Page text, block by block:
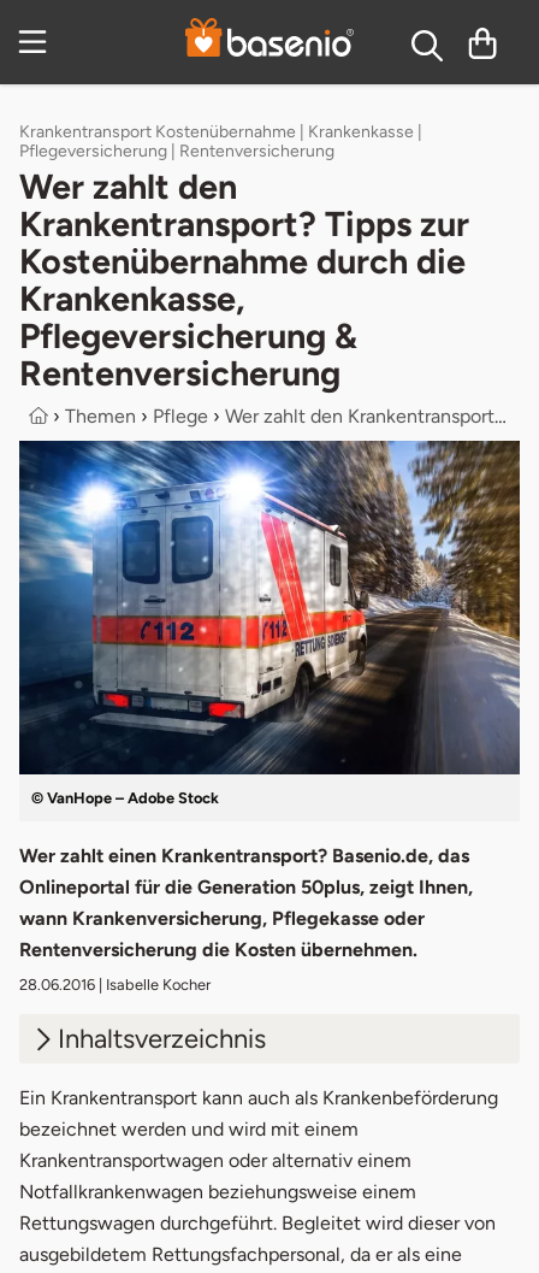
Inhaltsverzeichnis
Krankentransport Kostenübernahme | Krankenkasse |
Pflegeversicherung | Rentenversicherung
Wer zahlt den
Krankentransport? Tipps zur
Kostenübernahme durch die
Krankenkasse,
Pflegeversicherung &
Rentenversicherung
› Themen › Pflege › Wer zahlt den Krankentransport? Tip...
© VanHope – Adobe Stock
Wer zahlt einen Krankentransport? Basenio.de, das
Onlineportal für die Generation 50plus, zeigt Ihnen,
wann Krankenversicherung, Pflegekasse oder
Rentenversicherung die Kosten übernehmen.
28.06.2016 | Isabelle Kocher
Inhaltsverzeichnis
1. Krankentransport & Fahrdienste
2.
Kostenübernahme der Krankenkasse
3. Kostenübernahme der Rentenversicherung
4. Kostenübernahme der Pflegekasse
Ein Krankentransport kann auch als Krankenbeförderung
bezeichnet werden und wird mit einem
Krankentransportwagen oder alternativ einem
Notfallkrankenwagen beziehungsweise einem
Rettungswagen durchgeführt. Begleitet wird dieser von
ausgebildetem Rettungsfachpersonal, da er als eine